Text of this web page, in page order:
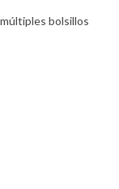
bolsillos